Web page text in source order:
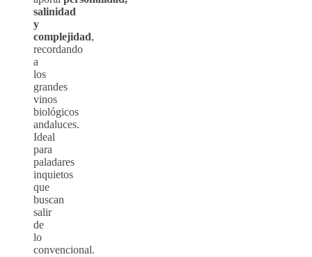
salinidad
y
complejidad,
recordando
a
los
grandes
vinos
biológicos
andaluces.
Ideal
para
paladares
inquietos
que
buscan
salir
de
lo
convencional.